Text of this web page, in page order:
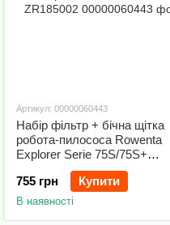
Артикул: 00000060443
Набір фільтр + бічна щітка
робота-пилососа Rowenta
Explorer Serie 75S/75S+
ZR185002
755 грн
Купити
В наявності